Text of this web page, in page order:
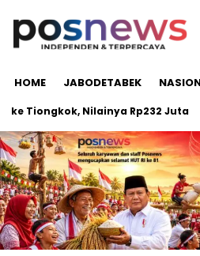
HOME JABODETABEK
Nilainya Rp232 Juta